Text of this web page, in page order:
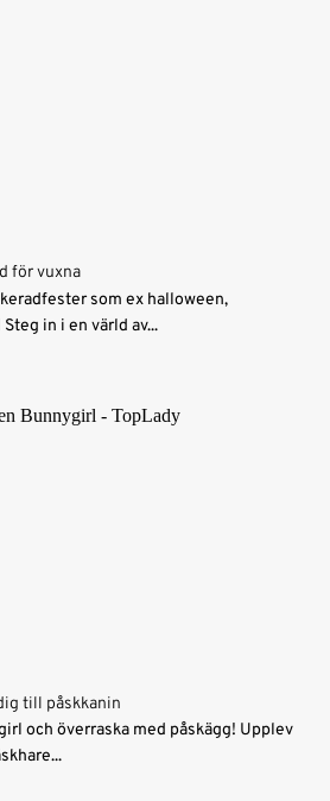
för vuxna
som ex halloween,
in i en värld av...
till påskkanin
och överraska med påskägg! Upplev